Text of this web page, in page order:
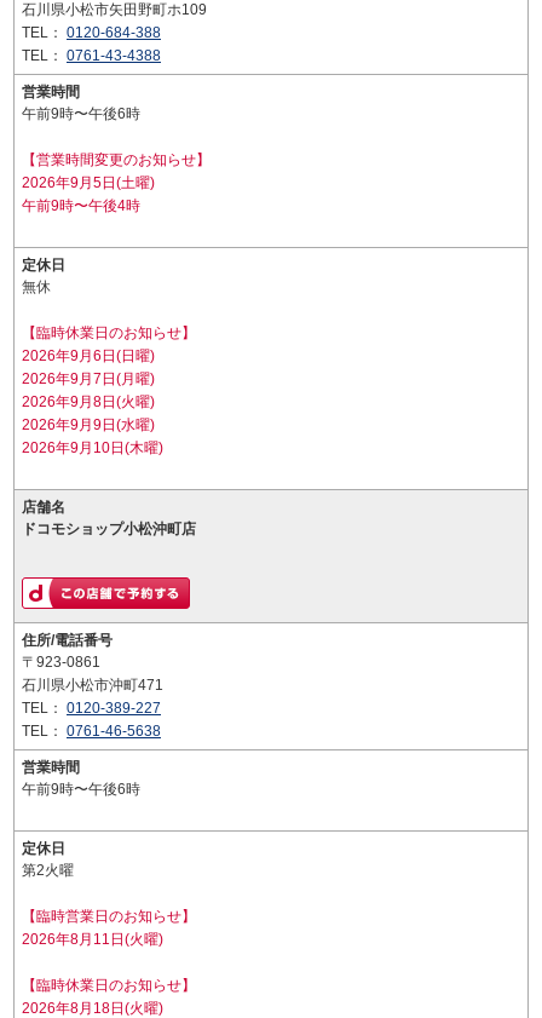
石川県小松市矢田野町ホ109
TEL： 0120-684-388
TEL： 0761-43-4388
営業時間
午前9時〜午後6時
【営業時間変更のお知らせ】
2026年9月5日(土曜)
午前9時〜午後4時
定休日
無休
【臨時休業日のお知らせ】
2026年9月6日(日曜)
2026年9月7日(月曜)
2026年9月8日(火曜)
2026年9月9日(水曜)
2026年9月10日(木曜)
店舗名
ドコモショップ小松沖町店
住所/電話番号
〒923-0861
石川県小松市沖町471
TEL： 0120-389-227
TEL： 0761-46-5638
営業時間
午前9時〜午後6時
定休日
第2火曜
【臨時営業日のお知らせ】
2026年8月11日(火曜)
【臨時休業日のお知らせ】
2026年8月18日(火曜)